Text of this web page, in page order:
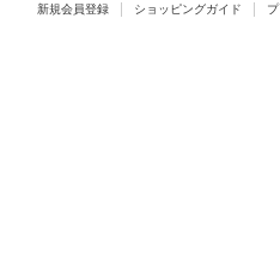
新規会員登録 ショッピングガイド